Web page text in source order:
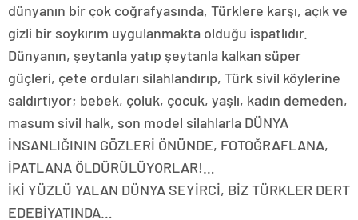
dünyanın bir çok coğrafyasında, Türklere karşı, açık ve
gizli bir soykırım uygulanmakta olduğu ispatlıdır.
Dünyanın, şeytanla yatıp şeytanla kalkan süper
güçleri, çete orduları silahlandırıp, Türk sivil köylerine
saldırtıyor; bebek, çoluk, çocuk, yaşlı, kadın demeden,
masum sivil halk, son model silahlarla DÜNYA
İNSANLIĞININ GÖZLERİ ÖNÜNDE, FOTOĞRAFLANA,
İPATLANA ÖLDÜRÜLÜYORLAR!…
İKİ YÜZLÜ YALAN DÜNYA SEYİRCİ, BİZ TÜRKLER DERT
EDEBİYATINDA…